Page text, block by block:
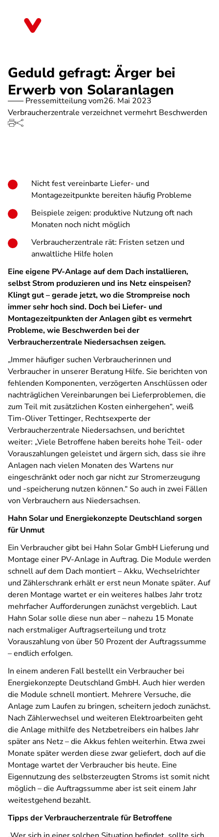
Geduld gefragt: Ärger bei
Erwerb von Solaranlagen
Pressemitteilung vom26. Mai 2023
Verbraucherzentrale verzeichnet vermehrt Beschwerden
Nicht fest vereinbarte Liefer- und
Montagezeitpunkte bereiten häufig Probleme
Beispiele zeigen: produktive Nutzung oft nach
Monaten noch nicht möglich
Verbraucherzentrale rät: Fristen setzen und
anwaltliche Hilfe holen
Eine eigene PV-Anlage auf dem Dach installieren,
selbst Strom produzieren und ins Netz einspeisen?
Klingt gut – gerade jetzt, wo die Strompreise noch
immer sehr hoch sind. Doch bei Liefer- und
Montagezeitpunkten der Anlagen gibt es vermehrt
Probleme, wie Beschwerden bei der
Verbraucherzentrale Niedersachsen zeigen.
„Immer häufiger suchen Verbraucherinnen und
Verbraucher in unserer Beratung Hilfe. Sie berichten von
fehlenden Komponenten, verzögerten Anschlüssen oder
nachträglichen Vereinbarungen bei Lieferproblemen, die
zum Teil mit zusätzlichen Kosten einhergehen“, weiß
Tim-Oliver Tettinger, Rechtsexperte der
Verbraucherzentrale Niedersachsen, und berichtet
weiter: „Viele Betroffene haben bereits hohe Teil- oder
Vorauszahlungen geleistet und ärgern sich, dass sie ihre
Anlagen nach vielen Monaten des Wartens nur
eingeschränkt oder noch gar nicht zur Stromerzeugung
und -speicherung nutzen können.“ So auch in zwei Fällen
von Verbrauchern aus Niedersachsen.
Hahn Solar und Energiekonzepte Deutschland sorgen
für Unmut
Ein Verbraucher gibt bei Hahn Solar GmbH Lieferung und
Montage einer PV-Anlage in Auftrag. Die Module werden
schnell auf dem Dach montiert – Akku, Wechselrichter
und Zählerschrank erhält er erst neun Monate später. Auf
deren Montage wartet er ein weiteres halbes Jahr trotz
mehrfacher Aufforderungen zunächst vergeblich. Laut
Hahn Solar solle diese nun aber – nahezu 15 Monate
nach erstmaliger Auftragserteilung und trotz
Vorauszahlung von über 50 Prozent der Auftragssumme
– endlich erfolgen.
In einem anderen Fall bestellt ein Verbraucher bei
Energiekonzepte Deutschland GmbH. Auch hier werden
die Module schnell montiert. Mehrere Versuche, die
Anlage zum Laufen zu bringen, scheitern jedoch zunächst.
Nach Zählerwechsel und weiteren Elektroarbeiten geht
die Anlage mithilfe des Netzbetreibers ein halbes Jahr
später ans Netz – die Akkus fehlen weiterhin. Etwa zwei
Monate später werden diese zwar geliefert, doch auf die
Montage wartet der Verbraucher bis heute. Eine
Eigennutzung des selbsterzeugten Stroms ist somit nicht
möglich – die Auftragssumme aber ist seit einem Jahr
weitestgehend bezahlt.
Tipps der Verbraucherzentrale für Betroffene